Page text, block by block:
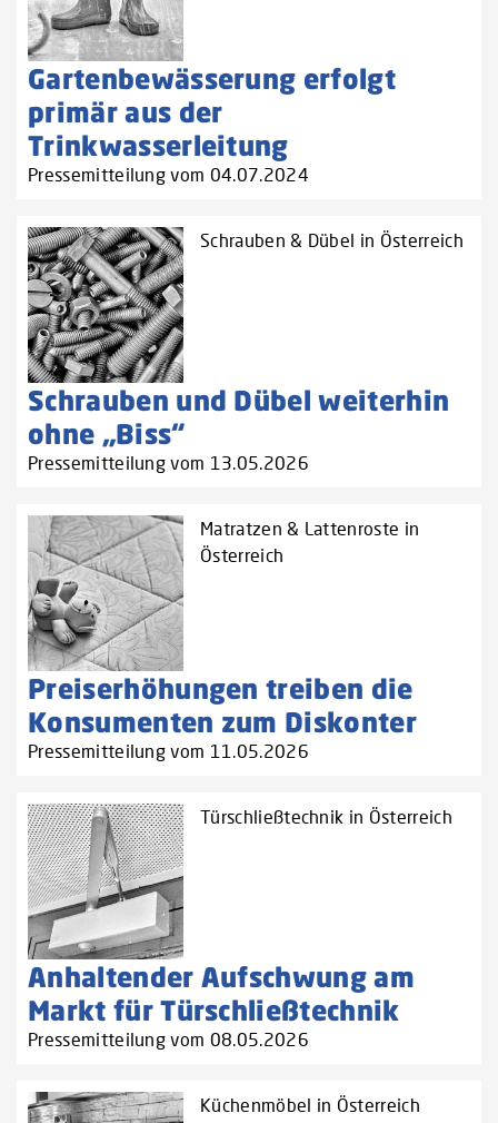
Gartenbewässerung erfolgt
primär aus der
Trinkwasserleitung
Pressemitteilung vom 04.07.2024
Schrauben & Dübel in Österreich
Schrauben und Dübel weiterhin
ohne „Biss“
Pressemitteilung vom 13.05.2026
Matratzen & Lattenroste in
Österreich
Preiserhöhungen treiben die
Konsumenten zum Diskonter
Pressemitteilung vom 11.05.2026
Türschließtechnik in Österreich
Anhaltender Aufschwung am
Markt für Türschließtechnik
Pressemitteilung vom 08.05.2026
Küchenmöbel in Österreich